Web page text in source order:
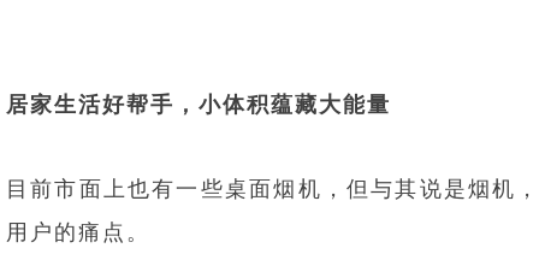
居家生活好帮手，小体积蕴藏大能量
目前市面上也有一些桌面烟机，但与其说是烟机
用户的痛点。